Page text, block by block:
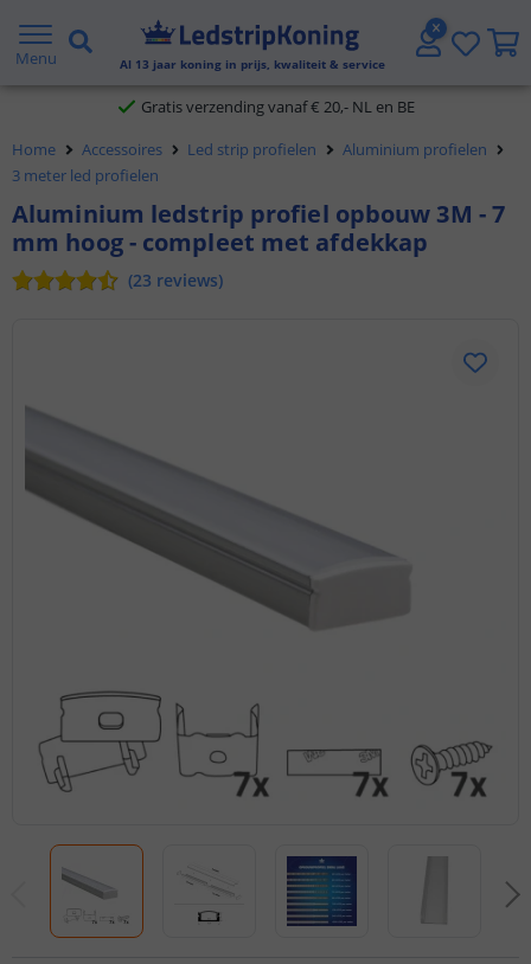
Menu Al 13 jaar koning in prijs, kwaliteit & service
5 jaar garantie
Gratis verzending vanaf € 20,- NL en BE
Home Accessoires Led strip profielen
Aluminium profielen
3 meter led profielen
Aluminium ledstrip profiel opbouw 3M - 7
mm hoog - compleet met afdekkap
(23 reviews)